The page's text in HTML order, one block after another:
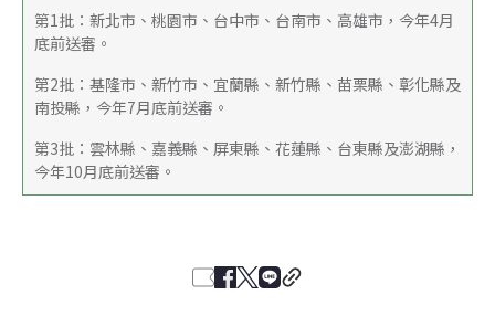
第1批：新北市、桃園市、台中市、台南市、高雄市，今年4月
底前送審。
第2批：基隆市、新竹市、宜蘭縣、新竹縣、苗栗縣、彰化縣及
南投縣，今年7月底前送審。
第3批：雲林縣、嘉義縣、屏東縣、花蓮縣、台東縣及澎湖縣，
今年10月底前送審。